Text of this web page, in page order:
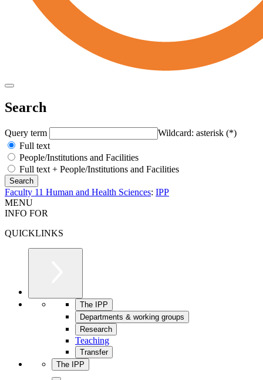
Search
Query term
Wildcard: asterisk (*)
Full text
People/Institutions and Facilities
Full text + People/Institutions and Facilities
Faculty 11 Human and Health Sciences: IPP
MENU
INFO FOR
QUICKLINKS
The IPP
Departments & working groups
Research
Teaching
Transfer
The IPP